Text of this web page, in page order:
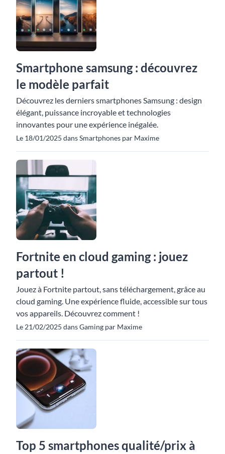
Smartphone samsung : découvrez
le modèle parfait
Découvrez les derniers smartphones Samsung : design
élégant, puissance incroyable et technologies
innovantes pour une expérience inégalée.
Le 18/01/2025 dans Smartphones par Maxime
Fortnite en cloud gaming : jouez
partout !
Jouez à Fortnite partout, sans téléchargement, grâce au
cloud gaming. Une expérience fluide, accessible sur tous
vos appareils. Découvrez comment !
Le 21/02/2025 dans Gaming par Maxime
Top 5 smartphones qualité/prix à